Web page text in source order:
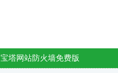
宝塔网站防火墙免费版